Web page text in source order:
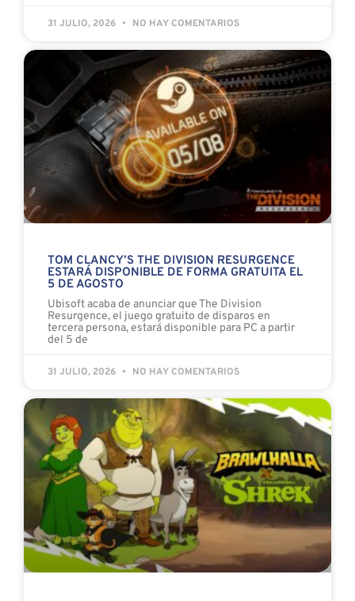
31 JULIO, 2026 NO HAY COMENTARIOS
TOM CLANCY’S THE DIVISION RESURGENCE
ESTARÁ DISPONIBLE DE FORMA GRATUITA EL
5 DE AGOSTO
Ubisoft acaba de anunciar que The Division
Resurgence, el juego gratuito de disparos en
tercera persona, estará disponible para PC a partir
del 5 de
31 JULIO, 2026 NO HAY COMENTARIOS